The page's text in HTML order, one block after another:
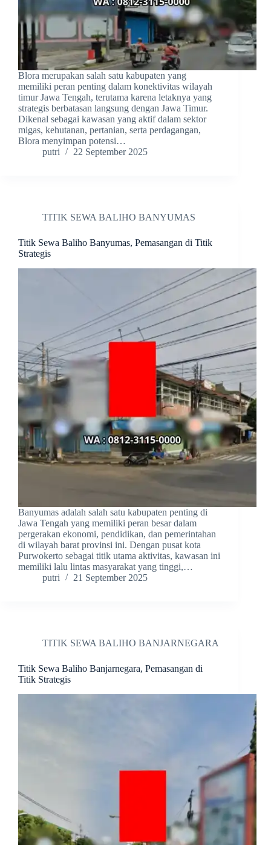
Blora merupakan salah satu kabupaten yang
memiliki peran penting dalam konektivitas wilayah
timur Jawa Tengah, terutama karena letaknya yang
strategis berbatasan langsung dengan Jawa Timur.
Dikenal sebagai kawasan yang aktif dalam sektor
migas, kehutanan, pertanian, serta perdagangan,
Blora menyimpan potensi…
putri
22 September 2025
TITIK SEWA BALIHO BANYUMAS
Titik Sewa Baliho Banyumas, Pemasangan di Titik
Strategis
Banyumas adalah salah satu kabupaten penting di
Jawa Tengah yang memiliki peran besar dalam
pergerakan ekonomi, pendidikan, dan pemerintahan
di wilayah barat provinsi ini. Dengan pusat kota
Purwokerto sebagai titik utama aktivitas, kawasan ini
memiliki lalu lintas masyarakat yang tinggi,…
putri
21 September 2025
TITIK SEWA BALIHO BANJARNEGARA
Titik Sewa Baliho Banjarnegara, Pemasangan di
Titik Strategis